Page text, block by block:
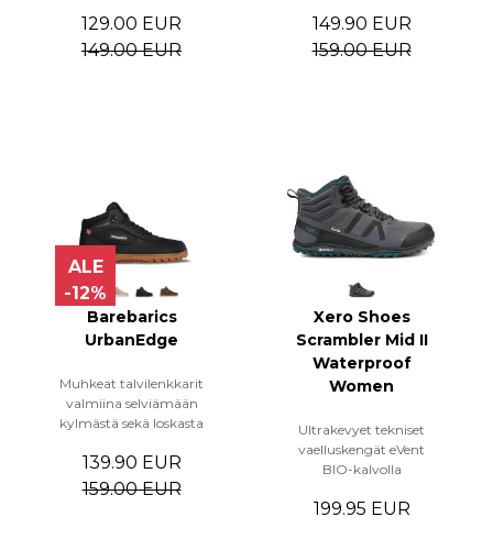
129.00 EUR
149.00 EUR
149.90 EUR
159.00 EUR
ALE
-12%
Barebarics
UrbanEdge
Muhkeat talvilenkkarit
valmiina selviämään
kylmästä sekä loskasta
139.90 EUR
159.00 EUR
Xero Shoes
Scrambler Mid II
Waterproof
Women
Ultrakevyet tekniset
vaelluskengät eVent
BIO-kalvolla
199.95 EUR